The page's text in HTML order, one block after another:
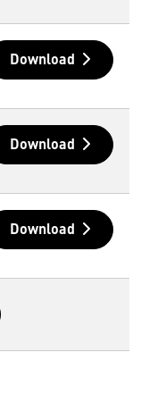
Download
Download
Download